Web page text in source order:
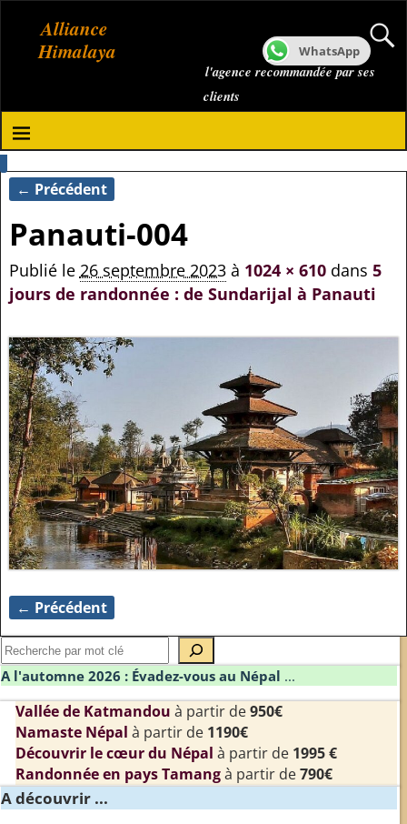
Alliance
Himalaya
l'agence recommandée par ses
clients
Navigation des images
← Précédent
Panauti-004
Publié le 26 septembre 2023à 1024 × 610dans 5
jours de randonnée : de Sundarijal à Panauti
Navigation des images
← Précédent
A l'automne 2026 : Évadez-vous au Népal ...
Vallée de Katmandou à partir de950€
Namaste Népal à partir de 1190€
Découvrir le cœur du Népal à partir de 1995 €
Randonnée en pays Tamangà partir de790€
A découvrir ...
WhatsApp